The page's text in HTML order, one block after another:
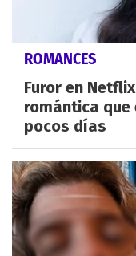
ROMANCES
Furor en
romántica
pocos días